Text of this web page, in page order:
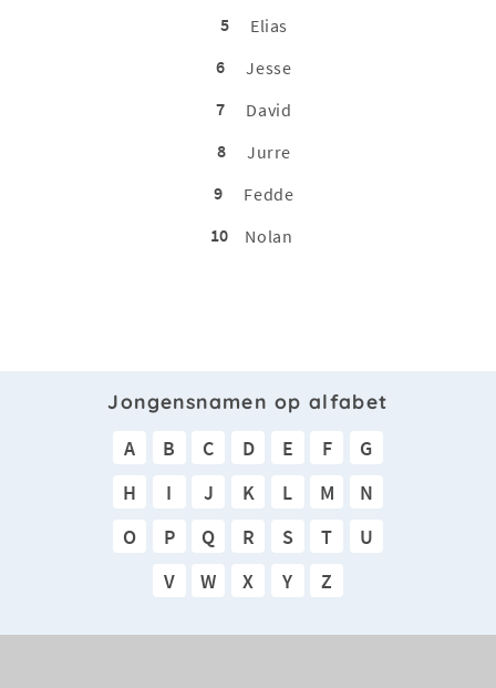
5
Elias
6
Jesse
7
David
8
Jurre
9
Fedde
10
Nolan
Jongensnamen op alfabet
A B C D E F
G
H
I J K L M
N
O
P Q R S T
U
V
W X Y Z